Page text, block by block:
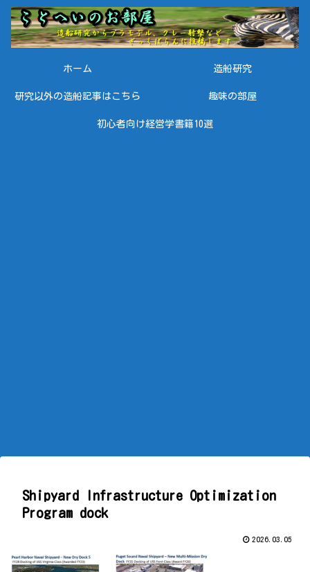
ホーム 造船研究
研究以外の造船記事はこちら 趣味の部屋
初心者向け経営学書籍10選
Shipyard Infrastructure Optimization
Program dock
2026.03.05